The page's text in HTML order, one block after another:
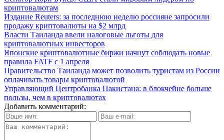
криптовалютам
Издание Reuters: за последнюю неделю россияне запросили
продажу криптовалюты на $2 млрд
Власти Таиланда ввели налоговые льготы для
криптовалютных инвесторов
Японские криптовалютные биржи начнут соблюдать новые
правила FATF с 1 апреля
Правительство Таиланда может позволить туристам из России
оплачивать товары криптовалютой
Управляющий Центробанка Пакистана: в блокчейне больше
пользы, чем в криптовалютах
Добавить комментарий: